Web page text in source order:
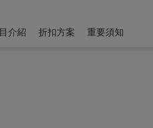
介紹 折扣方案 重要須知